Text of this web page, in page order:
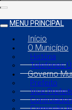
MENU PRINCIPAL
Início
O Município
História
Telefones
Governo
Prefeito
Vice